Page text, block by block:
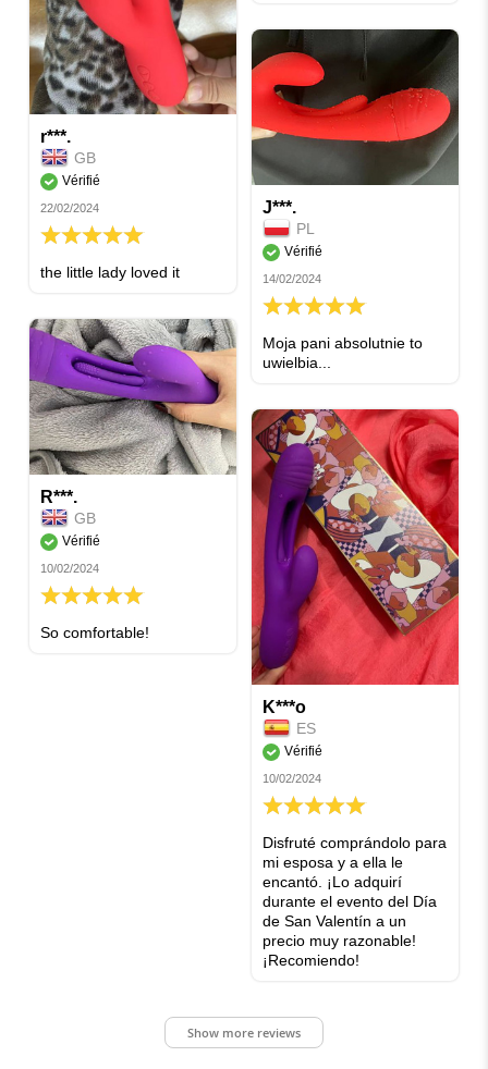
r***.
GB
Vérifié
22/02/2024
100%
the little lady loved it
J***.
PL
Vérifié
14/02/2024
100%
Moja pani absolutnie to
uwielbia...
R***.
GB
Vérifié
10/02/2024
100%
So comfortable!
K***o
ES
Vérifié
10/02/2024
100%
Disfruté comprándolo para
mi esposa y a ella le
encantó. ¡Lo adquirí
durante el evento del Día
de San Valentín a un
precio muy razonable!
¡Recomiendo!
Show more reviews